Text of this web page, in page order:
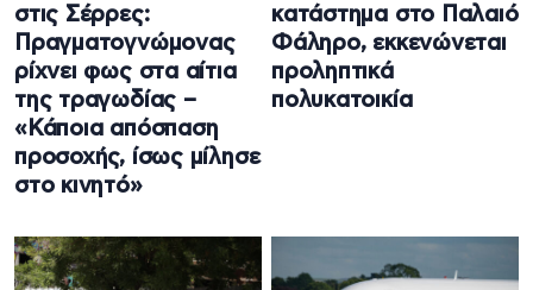
στις Σέρρες:
Πραγματογνώμονας
ρίχνει φως στα αίτια
της τραγωδίας –
«Κάποια απόσπαση
προσοχής, ίσως μίλησε
στο κινητό»
κατάστημα στο Παλαιό
Φάληρο, εκκενώνεται
προληπτικά
πολυκατοικία